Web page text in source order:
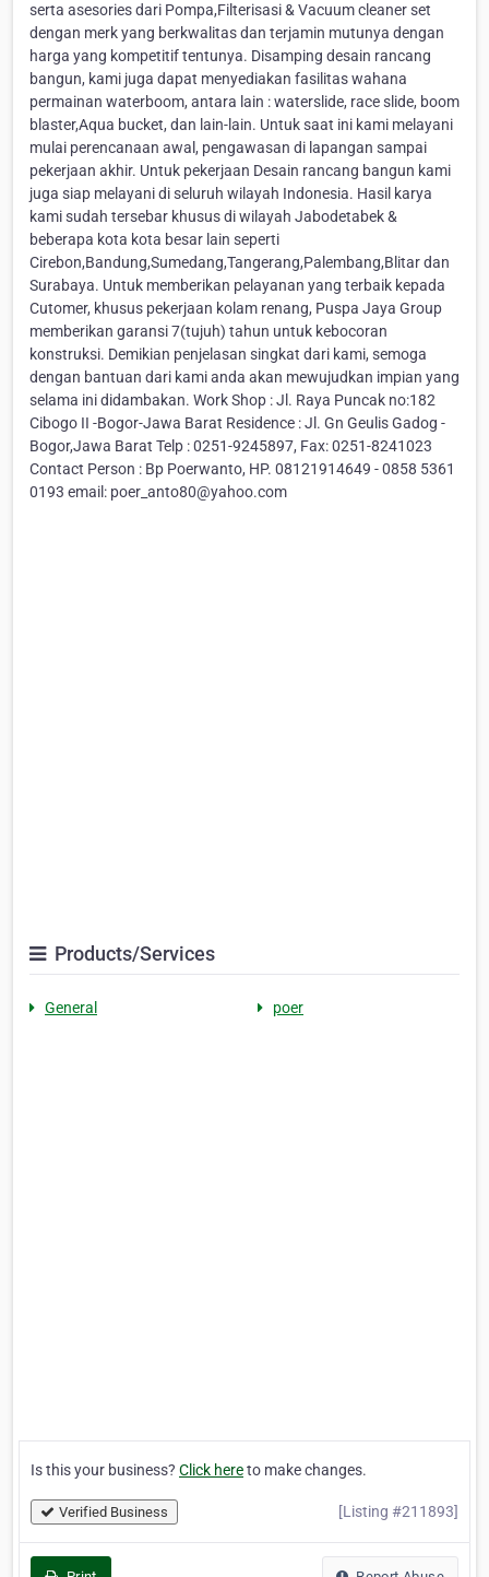
serta asesories dari Pompa,Filterisasi & Vacuum cleaner set
dengan merk yang berkwalitas dan terjamin mutunya dengan
harga yang kompetitif tentunya. Disamping desain rancang
bangun, kami juga dapat menyediakan fasilitas wahana
permainan waterboom, antara lain : waterslide, race slide, boom
blaster,Aqua bucket, dan lain-lain. Untuk saat ini kami melayani
mulai perencanaan awal, pengawasan di lapangan sampai
pekerjaan akhir. Untuk pekerjaan Desain rancang bangun kami
juga siap melayani di seluruh wilayah Indonesia. Hasil karya
kami sudah tersebar khusus di wilayah Jabodetabek &
beberapa kota kota besar lain seperti
Cirebon,Bandung,Sumedang,Tangerang,Palembang,Blitar dan
Surabaya. Untuk memberikan pelayanan yang terbaik kepada
Cutomer, khusus pekerjaan kolam renang, Puspa Jaya Group
memberikan garansi 7(tujuh) tahun untuk kebocoran
konstruksi. Demikian penjelasan singkat dari kami, semoga
dengan bantuan dari kami anda akan mewujudkan impian yang
selama ini didambakan. Work Shop : Jl. Raya Puncak no:182
Cibogo II -Bogor-Jawa Barat Residence : Jl. Gn Geulis Gadog -
Bogor,Jawa Barat Telp : 0251-9245897, Fax: 0251-8241023
Contact Person : Bp Poerwanto, HP. 08121914649 - 0858 5361
0193 email: poer_anto80@yahoo.com
Products/Services
General poer
Is this your business? Click hereto make changes.
Verified Business [Listing #211893]